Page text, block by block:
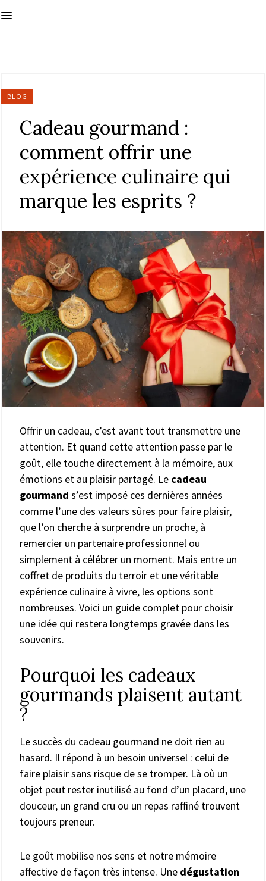
BLOG
Cadeau gourmand :
comment offrir une
expérience culinaire qui
marque les esprits ?
Offrir un cadeau, c’est avant tout transmettre une
attention. Et quand cette attention passe par le
goût, elle touche directement à la mémoire, aux
émotions et au plaisir partagé. Le cadeau
gourmand s’est imposé ces dernières années
comme l’une des valeurs sûres pour faire plaisir,
que l’on cherche à surprendre un proche, à
remercier un partenaire professionnel ou
simplement à célébrer un moment. Mais entre un
coffret de produits du terroir et une véritable
expérience culinaire à vivre, les options sont
nombreuses. Voici un guide complet pour choisir
une idée qui restera longtemps gravée dans les
souvenirs.
Pourquoi les cadeaux
gourmands plaisent autant
?
Le succès du cadeau gourmand ne doit rien au
hasard. Il répond à un besoin universel : celui de
faire plaisir sans risque de se tromper. Là où un
objet peut rester inutilisé au fond d’un placard, une
douceur, un grand cru ou un repas raffiné trouvent
toujours preneur.
Le goût mobilise nos sens et notre mémoire
affective de façon très intense. Une dégustation